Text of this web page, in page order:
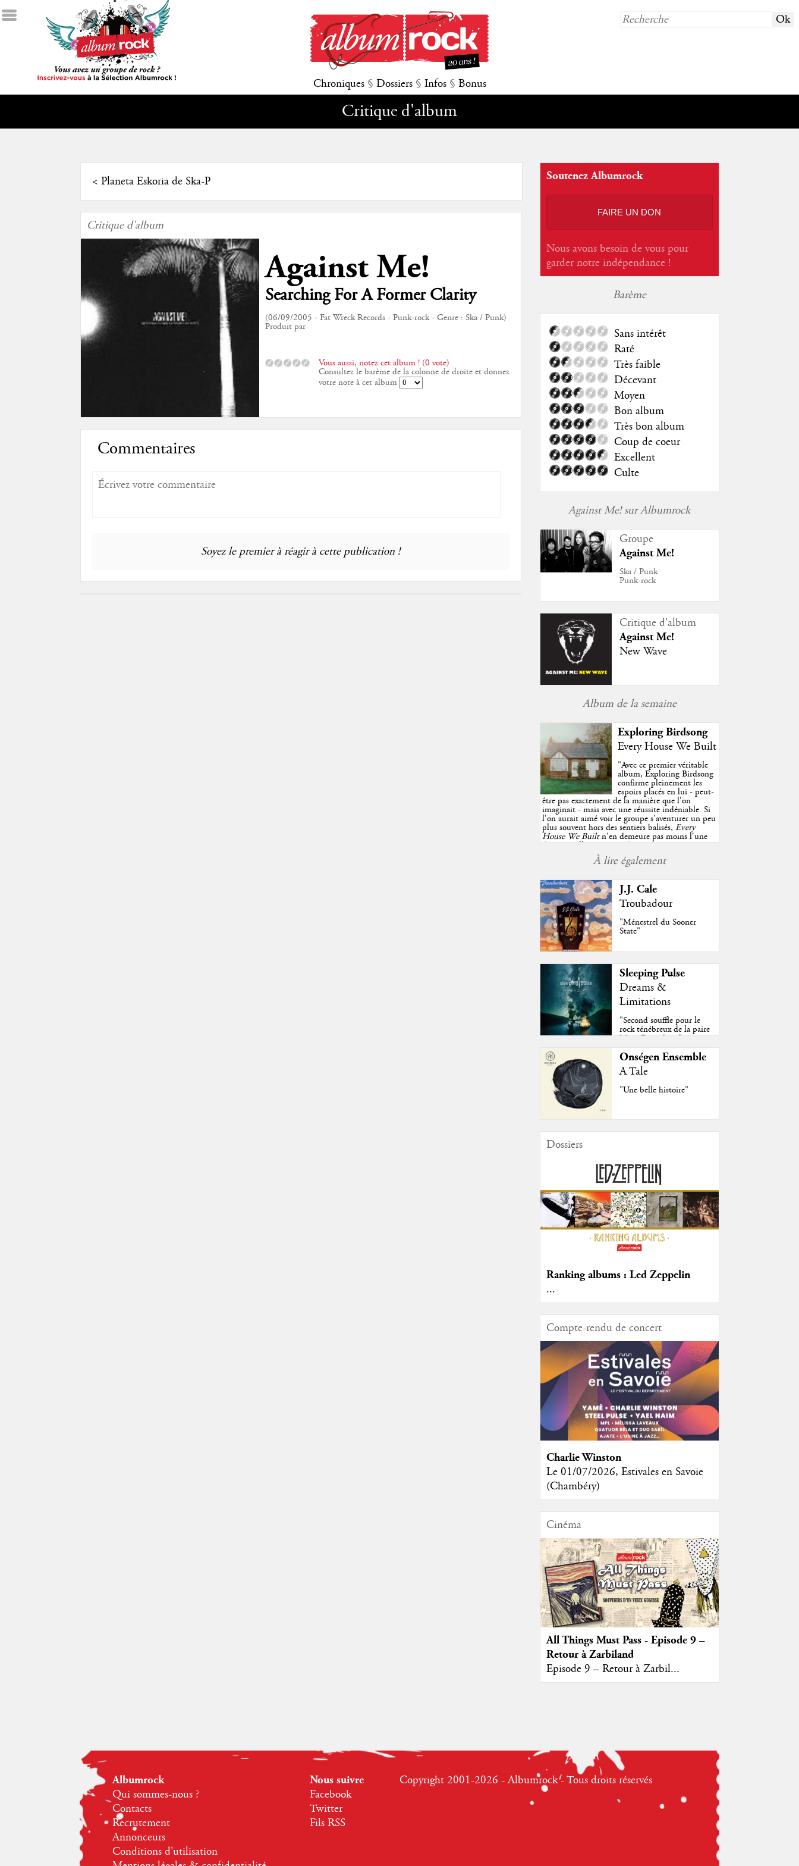
Chroniques § Dossiers § Infos § Bonus
Critique d'album
< Planeta Eskoria de Ska-P
Critique d'album
Against Me!
Searching For A Former Clarity
(06/09/2005 - Fat Wreck Records - Punk-rock - Genre : Ska / Punk)
Produit par
Vous aussi, notez cet album ! (0 vote)
Consultez le barème de la colonne de droite et donnez
votre note à cet album
Commentaires
Soyez le premier à réagir à cette publication !
Soutenez Albumrock
FAIRE UN DON
Nous avons besoin de vous pour
garder notre indépendance !
Barème
Sans intérêt
Raté
Très faible
Décevant
Moyen
Bon album
Très bon album
Coup de coeur
Excellent
Culte
Against Me! sur Albumrock
Groupe
Against Me!
Ska / Punk
Punk-rock
Critique d'album
Against Me!
New Wave
Album de la semaine
Exploring Birdsong
Every House We Built
"Avec ce premier véritable
album, Exploring Birdsong
confirme pleinement les
espoirs placés en lui - peut-
être pas exactement de la manière que l'on
imaginait - mais avec une réussite indéniable. Si
l'on aurait aimé voir le groupe s'aventurer un peu
plus souvent hors des sentiers balisés,Every
House We Builtn'en demeure pas moins l'une
des très belles surprises de cette année, porté par
plusieurs morceaux qui trouveront sans difficulté
une place de choix dans vos playlists estivales.
À lire également
J.J. Cale
Troubadour
"Ménestrel du Sooner
State"
Sleeping Pulse
Dreams &
Limitations
"Second souffle pour le
rock ténébreux de la paire
Moss-Fazendeiro"
Onségen Ensemble
A Tale
"Une belle histoire"
Dossiers
Ranking albums : Led Zeppelin
...
Compte-rendu de concert
Charlie Winston
Le 01/07/2026, Estivales en Savoie
(Chambéry)
Cinéma
All Things Must Pass - Episode 9 –
Retour à Zarbiland
Episode 9 – Retour à Zarbil...
Albumrock
Qui sommes-nous ?
Contacts
Recrutement
Annonceurs
Conditions d'utilisation
Nous suivre
Facebook
Twitter
Fils RSS
Copyright 2001-2026 - Albumrock - Tous droits réservés